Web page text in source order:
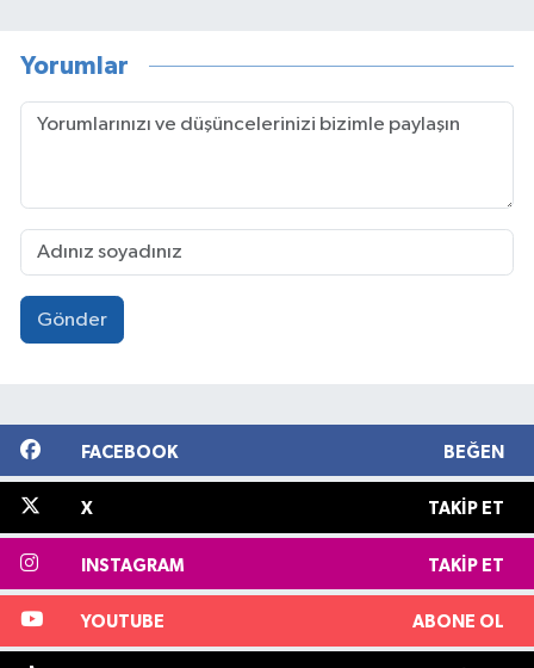
Yorumlar
Gönder
FACEBOOK BEĞEN
X TAKIP ET
INSTAGRAM TAKIP ET
YOUTUBE ABONE OL